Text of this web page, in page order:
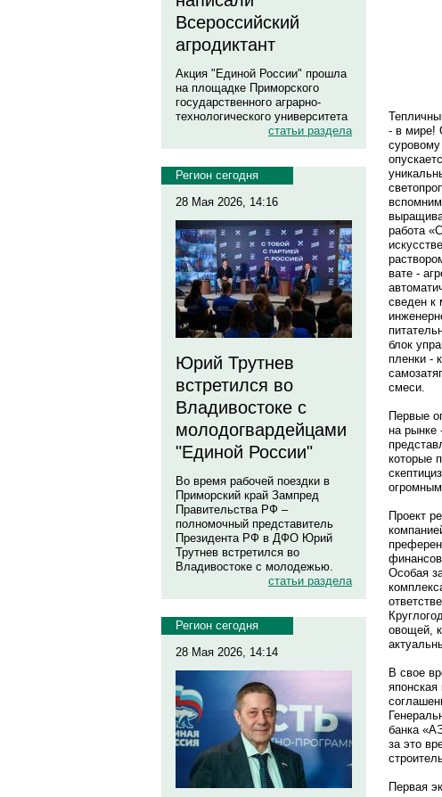
Всероссийский
агродиктант
Акция "Единой России" прошла
на площадке Приморского
государственного аграрно-
технологического университета
статьи раздела
Регион сегодня
28 Мая 2026, 14:16
Юрий Трутнев
встретился во
Владивостоке с
молодогвардейцами
"Единой России"
Во время рабочей поездки в
Приморский край Зампред
Правительства РФ –
полномочный представитель
Президента РФ в ДФО Юрий
Трутнев встретился во
Владивостоке с молодежью.
статьи раздела
Регион сегодня
28 Мая 2026, 14:14
- в мире!
работа
вате -
сведен к
блок
пленки -
смеси.
Первые
на рынке
которые
Проект
Особая
овощей,
В свое
банка
за это
Первая